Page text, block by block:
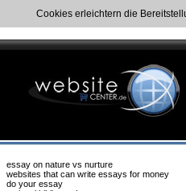
Cookies erleichtern die
essay on nature vs nurture
websites that can write essays for money
do your essay